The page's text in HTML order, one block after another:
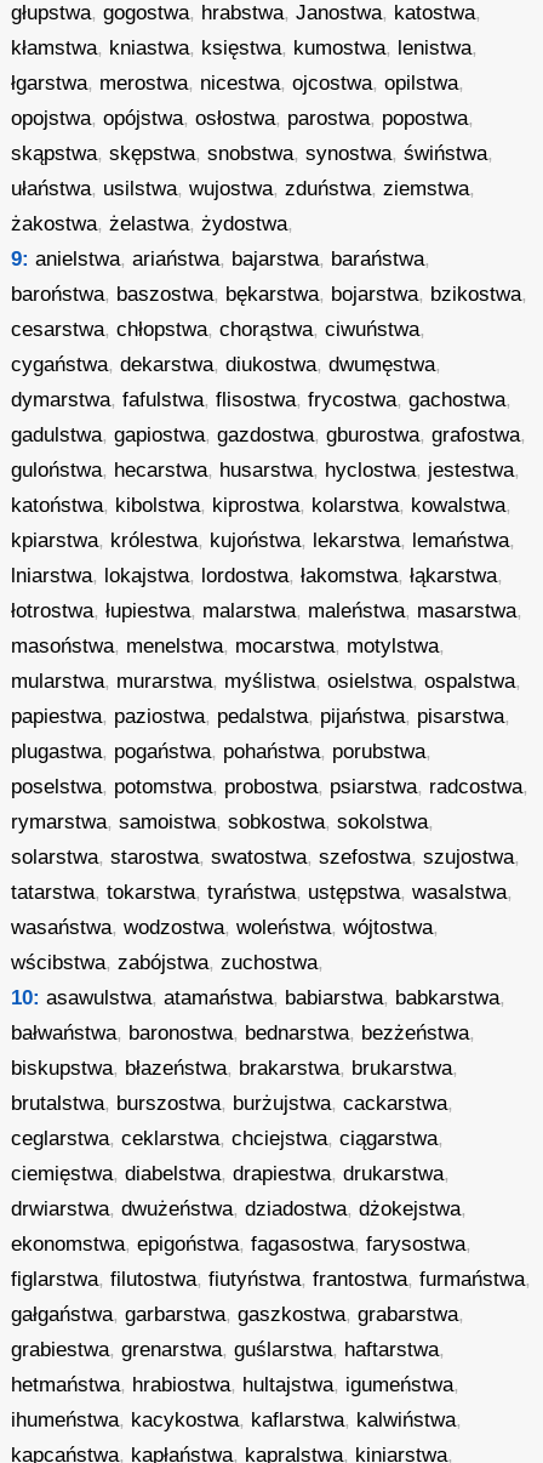
głupstwa,gogostwa, hrabstwa,Janostwa, katostwa,
kłamstwa, kniastwa, księstwa, kumostwa, lenistwa,
łgarstwa, merostwa, nicestwa,ojcostwa,opilstwa,
opojstwa,opójstwa,osłostwa, parostwa, popostwa,
skąpstwa,skępstwa,snobstwa,synostwa,świństwa,
ułaństwa, usilstwa,wujostwa,zduństwa,ziemstwa,
żakostwa,żelastwa,żydostwa,
9: anielstwa,ariaństwa, bajarstwa, baraństwa,
baroństwa, baszostwa, bękarstwa, bojarstwa, bzikostwa,
cesarstwa,chłopstwa,chorąstwa,ciwuństwa,
cygaństwa,dekarstwa,diukostwa,dwumęstwa,
dymarstwa,fafulstwa,flisostwa,frycostwa,gachostwa,
gadulstwa,gapiostwa,gazdostwa,gburostwa,grafostwa,
guloństwa, hecarstwa, husarstwa, hyclostwa, jestestwa,
katoństwa, kibolstwa, kiprostwa, kolarstwa, kowalstwa,
kpiarstwa, królestwa, kujoństwa, lekarstwa, lemaństwa,
lniarstwa, lokajstwa, lordostwa,łakomstwa,łąkarstwa,
łotrostwa,łupiestwa, malarstwa, maleństwa, masarstwa,
masoństwa, menelstwa, mocarstwa, motylstwa,
mularstwa, murarstwa, myślistwa,osielstwa,ospalstwa,
papiestwa, paziostwa, pedalstwa, pijaństwa, pisarstwa,
plugastwa, pogaństwa, pohaństwa, porubstwa,
poselstwa, potomstwa, probostwa, psiarstwa, radcostwa,
rymarstwa,samoistwa,sobkostwa,sokolstwa,
solarstwa,starostwa,swatostwa,szefostwa,szujostwa,
tatarstwa,tokarstwa,tyraństwa, ustępstwa,wasalstwa,
wasaństwa,wodzostwa,woleństwa,wójtostwa,
wścibstwa,zabójstwa,zuchostwa,
10: asawulstwa,atamaństwa, babiarstwa, babkarstwa,
bałwaństwa, baronostwa, bednarstwa, bezżeństwa,
biskupstwa, błazeństwa, brakarstwa, brukarstwa,
brutalstwa, burszostwa, burżujstwa,cackarstwa,
ceglarstwa,ceklarstwa,chciejstwa,ciągarstwa,
ciemięstwa,diabelstwa,drapiestwa,drukarstwa,
drwiarstwa,dwużeństwa,dziadostwa,dżokejstwa,
ekonomstwa,epigoństwa,fagasostwa,farysostwa,
figlarstwa,filutostwa,fiutyństwa,frantostwa,furmaństwa,
gałgaństwa,garbarstwa,gaszkostwa,grabarstwa,
grabiestwa,grenarstwa,guślarstwa, haftarstwa,
hetmaństwa, hrabiostwa, hultajstwa, igumeństwa,
ihumeństwa, kacykostwa, kaflarstwa, kalwiństwa,
kapcaństwa, kapłaństwa, kapralstwa, kiniarstwa,